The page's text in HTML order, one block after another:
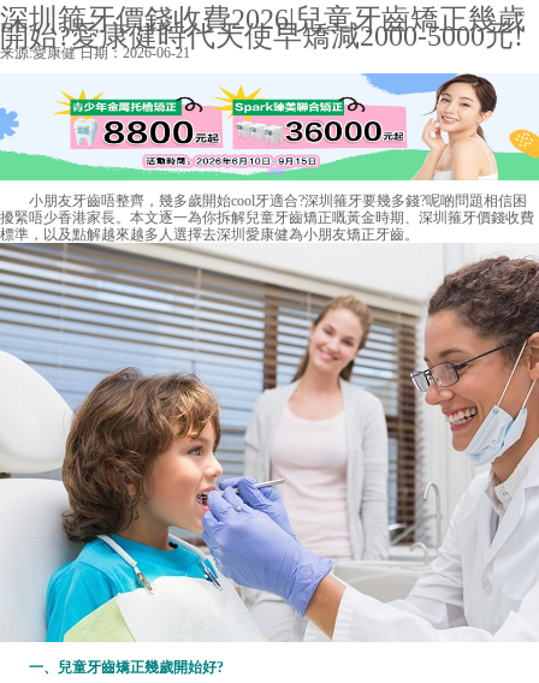
深圳箍牙價錢收費2026|兒童牙齒矯正幾歲
開始?愛康健時代天使早矯減2000-5000元!
来源:愛康健日期：2026-06-21
小朋友牙齒唔整齊，幾多歲開始cool牙適合?深圳箍牙要幾多錢?呢啲問題相信困
擾緊唔少香港家長。本文逐一為你拆解兒童牙齒矯正嘅黃金時期、深圳箍牙價錢收費
標準，以及點解越來越多人選擇去深圳愛康健為小朋友矯正牙齒。
一、兒童牙齒矯正幾歲開始好?